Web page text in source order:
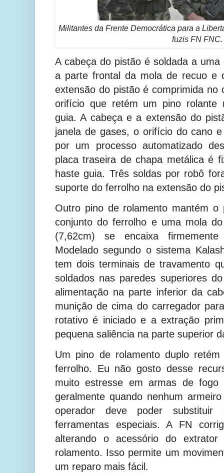
Militantes da Frente Democrática para a
fuzis FN FNC.
A cabeça do pistão é soldada a
a parte frontal da mola de recuo e
extensão do pistão é comprimida no
orifício que retém um pino rolante
guia. A cabeça e a extensão do
janela de gases, o orifício do cano
por um processo automatizado
placa traseira de chapa metálica é
haste guia. Três soldas por robô
suporte do ferrolho na extensão do
Outro pino de rolamento mantém
conjunto do ferrolho e uma mola
(7,62cm) se encaixa
Modelado segundo o sistema
tem dois terminais de travamento
soldados nas paredes superiores
alimentação na parte inferior da
munição de cima do carregador
rotativo é iniciado e a extração
pequena saliência na parte superior
Um pino de rolamento duplo
ferrolho. Eu não gosto desse
muito estresse em armas de fogo
geralmente quando nenhum
operador deve poder substituir
ferramentas especiais. A FN
alterando o acessório do
rolamento. Isso permite um
um reparo mais fácil.